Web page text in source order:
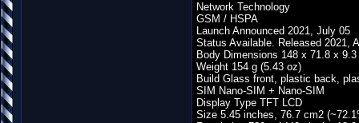
Network Technology
GSM / HSPA
Launch Announced 2021, July 05
Status Available. Released 2021,
Body Dimensions 148 x 71.8 x
Weight 154 g (5.43 oz)
Build Glass front, plastic back,
SIM Nano-SIM + Nano-SIM
Display Type TFT LCD
Size 5.45 inches, 76.7 cm2